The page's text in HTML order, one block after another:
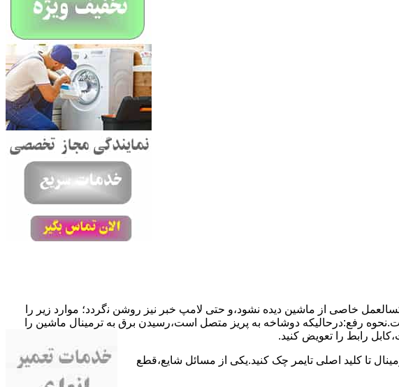
ﺧﺎﺻﯽ از ﻣﺎﺷﯿﻦ دﯾﺪه نشود،و حتی ﻻﻣﭗ ﺧﺒﺮ ﻧﯿﺰ روﺷﻦ ﻧگردد؛ موارد زیر را
ﺑﺮق ﻧﺪارد.۲٫ دوﺷﺎﺧﻪ و ﯾﺎ ﮐﺎﺑﻞ راﺑﻂ ﻣﻌﯿﻮب ﺷﺪه است.نحوه رفع:درحالیکه دوﺷﺎﺧﻪ ﺑﻪ ﭘﺮﯾﺰ ﻣﺘﺼﻞ اﺳﺖ،رﺳﯿﺪن ﺑﺮق ﺑﻪ ﺗﺮﻣﯿﻨﺎل ﻣﺎﺷﯿﻦ را
راﺑﻂ را ﺗﻌﻮﯾﺾ کنید.
ﺗﺎ ﮐﻠﯿﺪ اﺻﻠﯽ ﺗﺎﯾﻤﺮ چک کنید.یکی از مسائل شایع،ﻗﻄﻊ